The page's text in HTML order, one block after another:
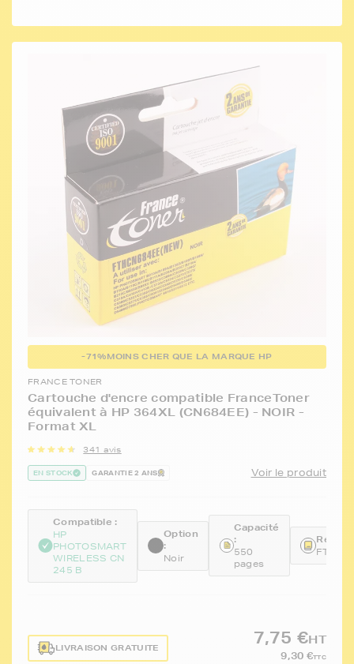
-71%MOINS CHER QUE LA MARQUE HP
FRANCE TONER
Cartouche d'encre compatible FranceToner
équivalent à HP 364XL (CN684EE) - NOIR -
Format XL
341 avis
EN STOCK GARANTIE 2 ANS Voir le produit
Compatible :
HP
PHOTOSMART
WIRELESS CN
245 B
Option
:
Noir
Capacité
:
550
pages
LIVRAISON GRATUITE
7,75 €HT
9,30 €TTC